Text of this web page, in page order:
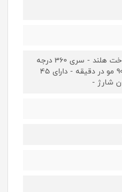
خط زن - ضد اب - ساخت هلند - سری 360 درجه
- Skin IQ - اصلاح 90000 مو در دقیقه - دارای 45